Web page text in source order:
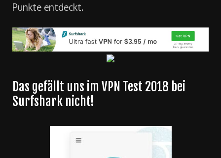
Punkte entdeckt.
Das gefällt uns im VPN Test 2018 bei
Surfshark nicht!